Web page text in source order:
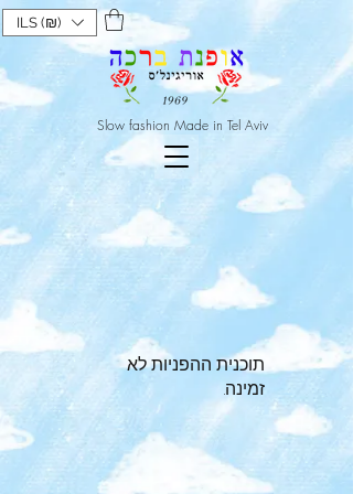
ILS (₪)
Slow fashion Made in Tel Aviv
תוכנית ההפניות לא
זמינה.